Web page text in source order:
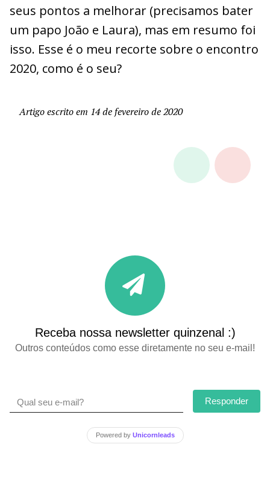
seus pontos a melhorar (precisamos bater
um papo João e Laura), mas em resumo foi
isso. Esse é o meu recorte sobre o encontro
2020, como é o seu?
Artigo escrito em 14 de fevereiro de 2020
Receba nossa newsletter quinzenal :)
Outros conteúdos como esse diretamente no seu e-mail!
Responder
Powered by Unicornleads